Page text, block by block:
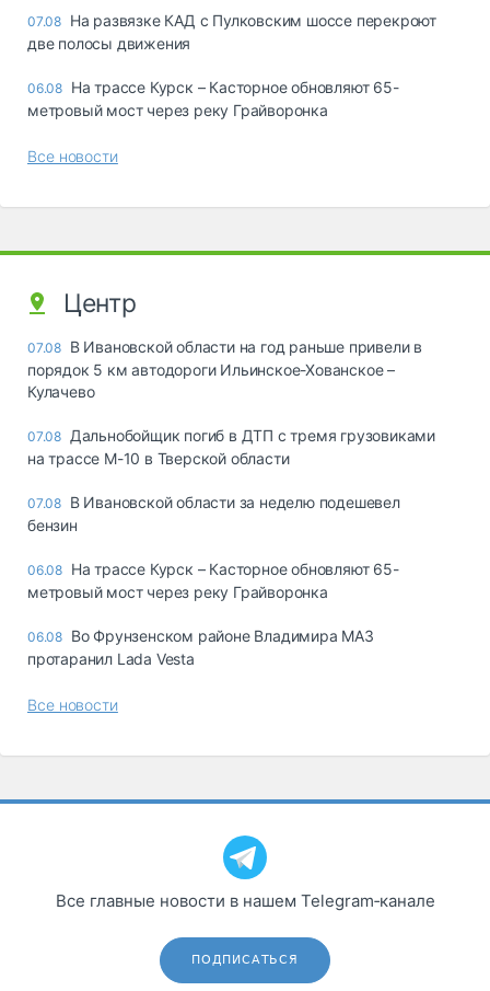
07.08 На развязке КАД с Пулковским шоссе перекроют
две полосы движения
06.08 На трассе Курск – Касторное обновляют 65-
метровый мост через реку Грайворонка
Все новости
Центр
07.08 В Ивановской области на год раньше привели в
порядок 5 км автодороги Ильинское-Хованское –
Кулачево
07.08 Дальнобойщик погиб в ДТП с тремя грузовиками
на трассе М-10 в Тверской области
07.08 В Ивановской области за неделю подешевел
бензин
06.08 На трассе Курск – Касторное обновляют 65-
метровый мост через реку Грайворонка
06.08 Во Фрунзенском районе Владимира МАЗ
протаранил Lada Vesta
Все новости
Все главные новости в нашем Telegram‑канале
ПОДПИСАТЬСЯ